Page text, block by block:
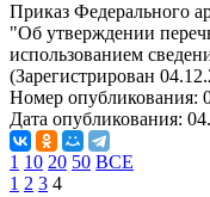
Приказ Федерального
"Об утверждении
использованием
(Зарегистрирован
Номер опубликования:
Дата опубликования:
1 10 20 50 ВСЕ
1 2 3 4